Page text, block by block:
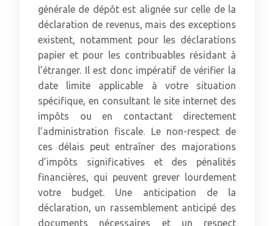
générale de dépôt est alignée sur celle de la
déclaration de revenus, mais des exceptions
existent, notamment pour les déclarations
papier et pour les contribuables résidant à
l’étranger. Il est donc impératif de vérifier la
date limite applicable à votre situation
spécifique, en consultant le site internet des
impôts ou en contactant directement
l’administration fiscale. Le non-respect de
ces délais peut entraîner des majorations
d’impôts significatives et des pénalités
financières, qui peuvent grever lourdement
votre budget. Une anticipation de la
déclaration, un rassemblement anticipé des
documents nécessaires et un respect